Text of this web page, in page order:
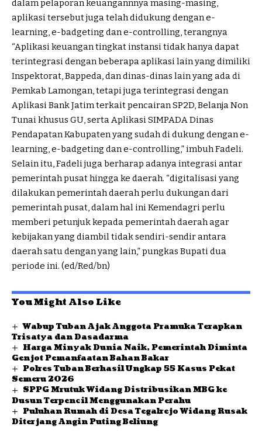
dalam pelaporan keuangannnya masing-masing,
aplikasi tersebut juga telah didukung dengan e-
learning, e-badgeting dan e-controlling, terangnya
“Aplikasi keuangan tingkat instansi tidak hanya dapat
terintegrasi dengan beberapa aplikasi lain yang dimiliki
Inspektorat, Bappeda, dan dinas-dinas lain yang ada di
Pemkab Lamongan, tetapi juga terintegrasi dengan
Aplikasi Bank Jatim terkait pencairan SP2D, Belanja Non
Tunai khusus GU, serta Aplikasi SIMPADA Dinas
Pendapatan Kabupaten yang sudah di dukung dengan e-
learning, e-badgeting dan e-controlling,” imbuh Fadeli.
Selain itu, Fadeli juga berharap adanya integrasi antar
pemerintah pusat hingga ke daerah. “digitalisasi yang
dilakukan pemerintah daerah perlu dukungan dari
pemerintah pusat, dalam hal ini Kemendagri perlu
memberi petunjuk kepada pemerintah daerah agar
kebijakan yang diambil tidak sendiri-sendir antara
daerah satu dengan yang lain,” pungkas Bupati dua
periode ini. (ed/Red/bn)
You Might Also Like
Wabup Tuban Ajak Anggota Pramuka Terapkan
Trisatya dan Dasadarma
Harga Minyak Dunia Naik, Pemerintah Diminta
Genjot Pemanfaatan Bahan Bakar
Polres Tuban Berhasil Ungkap 55 Kasus Pekat
Semeru 2026
SPPG Mrutuk Widang Distribusikan MBG ke
Dusun Terpencil Menggunakan Perahu
Puluhan Rumah di Desa Tegalrejo Widang Rusak
Diterjang Angin Puting Beliung